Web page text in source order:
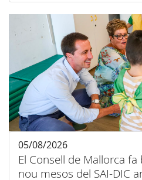
El Consell de Mallorca
nou mesos del SAI-DIC
05/08/2026